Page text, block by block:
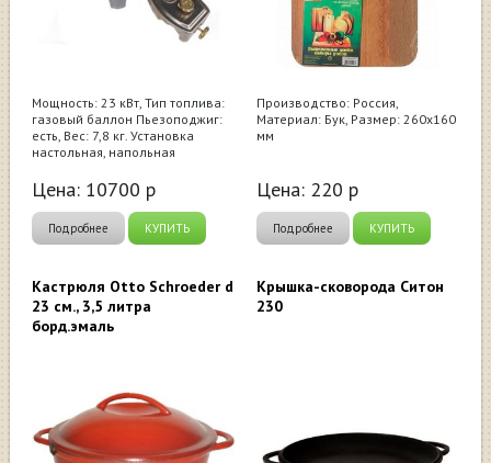
Мощность: 23 кВт, Тип топлива:
газовый баллон Пьезоподжиг:
есть, Вес: 7,8 кг. Установка
настольная, напольная
Цена: 10700 р
Подробнее КУПИТЬ
Производство: Россия,
Материал: Бук, Размер: 260х160
мм
Цена: 220 р
Подробнее КУПИТЬ
Кастрюля Otto Schroeder d
23 см., 3,5 литра
борд.эмаль
Крышка-сковорода Ситон
230